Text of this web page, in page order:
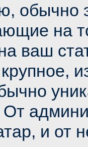
обычно
на
ваш
От
и от